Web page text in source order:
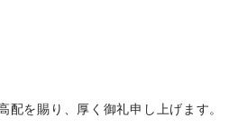
配を賜り、厚く御礼申し上げます。